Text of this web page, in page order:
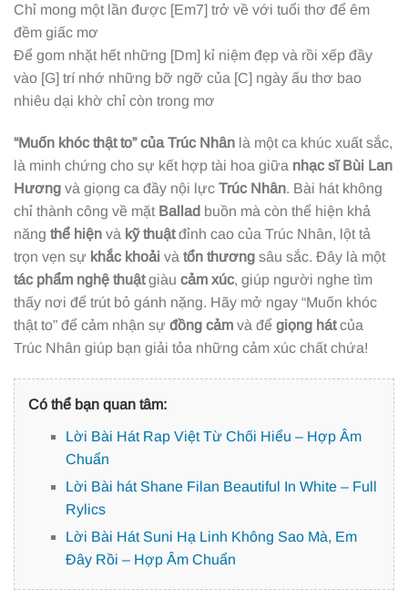
Chỉ mong một lần được [Em7] trở về với tuổi thơ để êm
đềm giấc mơ
Để gom nhặt hết những [Dm] kỉ niệm đẹp và rồi xếp đầy
vào [G] trí nhớ những bỡ ngỡ của [C] ngày ấu thơ bao
nhiêu dại khờ chỉ còn trong mơ
“Muốn khóc thật to” của Trúc Nhân là một ca khúc xuất sắc,
là minh chứng cho sự kết hợp tài hoa giữa nhạc sĩ Bùi Lan
Hương và giọng ca đầy nội lực Trúc Nhân. Bài hát không
chỉ thành công về mặt Ballad buồn mà còn thể hiện khả
năng thể hiện và kỹ thuậtđỉnh cao của Trúc Nhân, lột tả
trọn vẹn sự khắc khoải và tổn thương sâu sắc. Đây là một
tác phẩm nghệ thuậtgiàu cảm xúc, giúp người nghe tìm
thấy nơi để trút bỏ gánh nặng. Hãy mở ngay “Muốn khóc
thật to” để cảm nhận sự đồng cảm và để giọng hátcủa
Trúc Nhân giúp bạn giải tỏa những cảm xúc chất chứa!
Có thể bạn quan tâm:
Lời Bài Hát Rap Việt Từ Chối Hiểu – Hợp Âm
Chuẩn
Lời Bài hát Shane Filan Beautiful In White – Full
Rylics
Lời Bài Hát Suni Hạ Linh Không Sao Mà, Em
Đây Rồi – Hợp Âm Chuẩn